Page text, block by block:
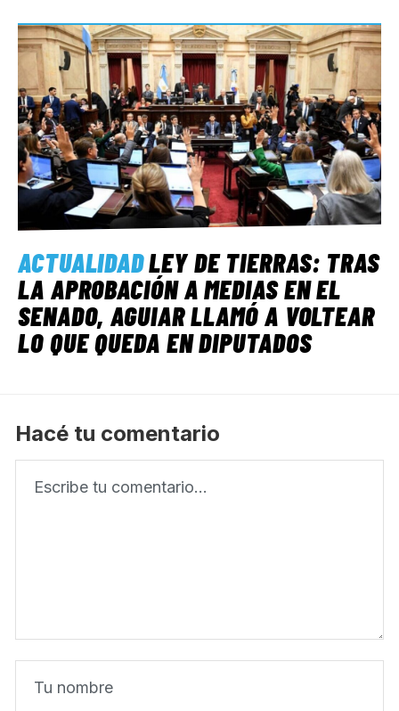
ACTUALIDADLEY DE TIERRAS: TRAS
LA APROBACIÓN A MEDIAS EN EL
SENADO, AGUIAR LLAMÓ A VOLTEAR
LO QUE QUEDA EN DIPUTADOS
Hacé tu comentario